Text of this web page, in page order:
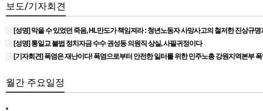
보도/기자회견
[성명] 막을 수 있었던 죽음, HL만도가 책임져라 : 청년노동자 사망사고의 철저한 진상규
[성명] 통일교 불법 정치자금 수수 권성동 의원직 상실, 사필귀정이다
[기자회견] 폭염은 재난이다! 폭염으로부터 안전한 일터를 위한 민주노총 강원지역본부
월간 주요일정